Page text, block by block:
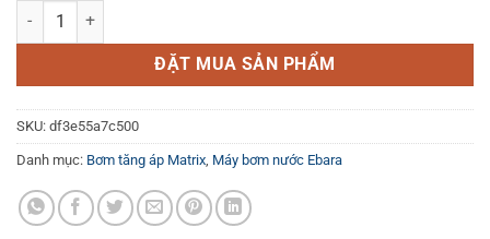
Bơm tăng áp Matrix 18-3T/2.2M số lượng
ĐẶT MUA SẢN PHẨM
SKU: df3e55a7c500
Danh mục: Bơm tăng áp Matrix Máy bơm nước Ebara